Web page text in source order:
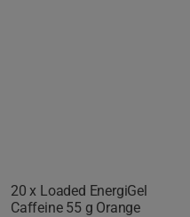
20 x Loaded EnergiGel
Caffeine 55 g Orange